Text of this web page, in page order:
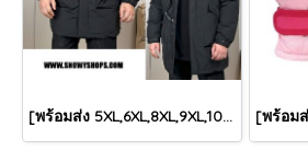
[พร้อมส่ง 5XL,6XL,8XL,9XL,10XL] [Man-B004-1] Down Jackets BigSize เสื้อโค้ทขนเป็ดกันหนาวสีดำชายไซด์ใหญ่ มีหมวกฮู้ด ซิปด้านหน้า กันน้ำ ใส่กันหนาวติดลบได้อย่างดี